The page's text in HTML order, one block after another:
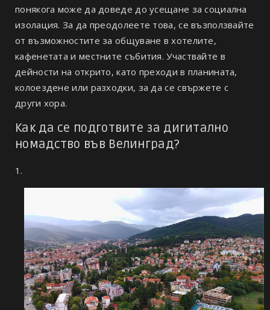
понякога може да доведе до усещане за социална
изолация. За да преодолеете това, се възползвайте
от възможностите за общуване в хотелите,
кафенетата и местните събития. Участвайте в
дейности на открито, като преходи в планината,
колоездене или разходки, за да се свържете с
други хора.
Как да се подготвите за дигитално
номадство във Велинград?